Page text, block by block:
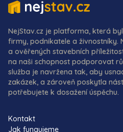
NejStav.cz je platforma, která
firmy, podnikatele a živnostníky.
a ověřených stavebních
na naši schopnost podporovat
služba je navržena tak, aby
zakázek, a zároveň poskytla
potřebujete k dosažení úspěchu.
Kontakt
Jak fungujeme